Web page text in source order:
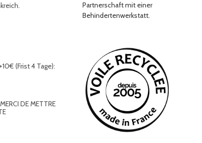
(Frist 4 Tage):
DE METTRE
Partnerschaft mit einer
Behindertenwerkstatt.